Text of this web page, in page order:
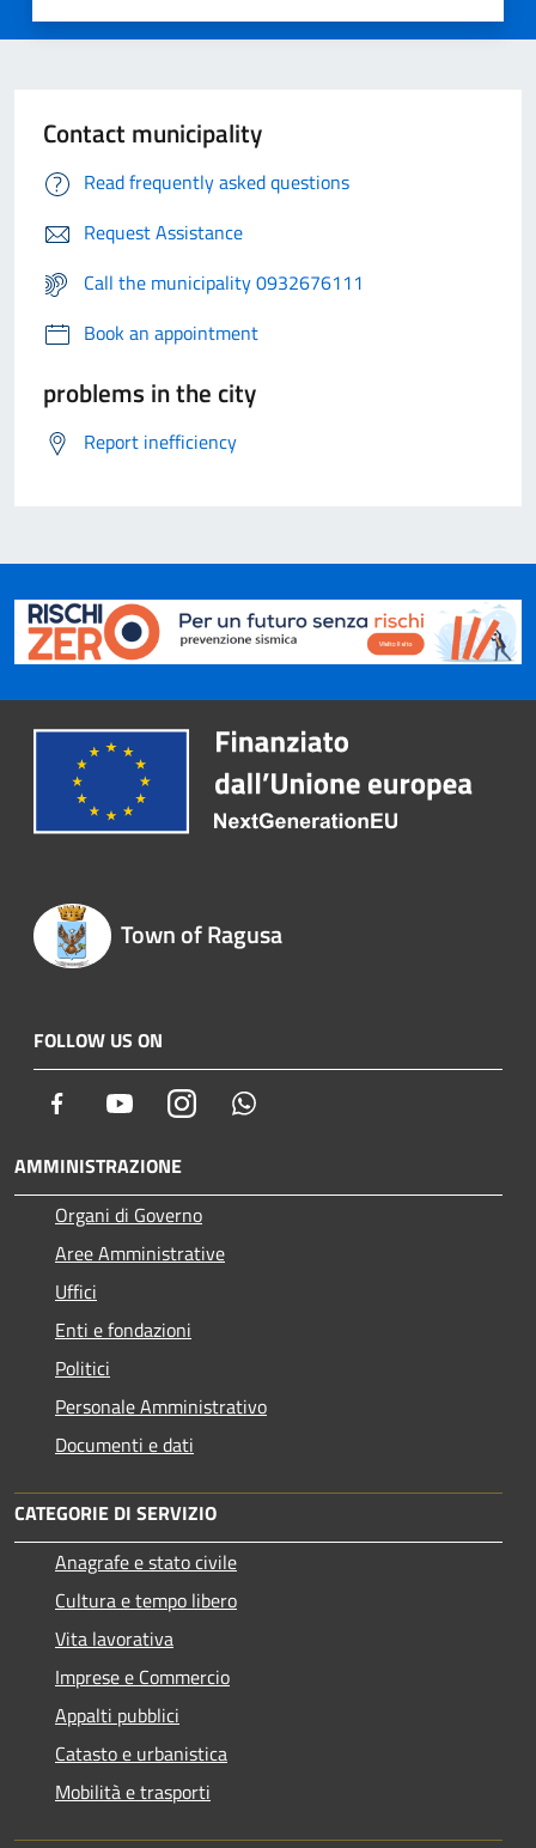
Contact municipality
Read frequently asked questions
Request Assistance
Call the municipality 0932676111
Book an appointment
problems in the city
Report inefficiency
Town of Ragusa
FOLLOW US ON
Facebook YoutubeInstagram
AMMINISTRAZIONE
Organi di Governo
Aree Amministrative
Uffici
Enti e fondazioni
Politici
Personale Amministrativo
Documenti e dati
CATEGORIE DI SERVIZIO
Anagrafe e stato civile
Cultura e tempo libero
Vita lavorativa
Imprese e Commercio
Appalti pubblici
Catasto e urbanistica
Mobilità e trasporti